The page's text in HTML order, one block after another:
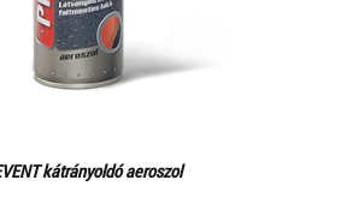
kátrányoldó aeroszol